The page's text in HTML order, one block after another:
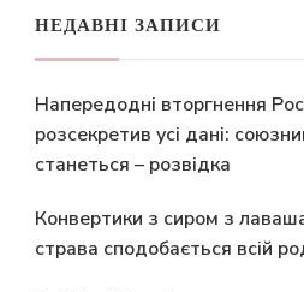
НЕДАВНІ ЗАПИСИ
Напередодні вторгнення
розсекретив усі дані:
станеться – розвідка
Конвертики з сиром з
страва сподобається всій